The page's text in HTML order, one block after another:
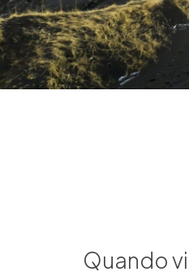
Quando